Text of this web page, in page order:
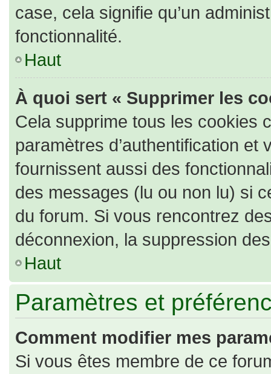
case, cela signifie qu’un
fonctionnalité.
Haut
À quoi sert « Supprimer les
Cela supprime tous les cookies
paramètres d’authentification
fournissent aussi des
des messages (lu ou non lu) si
du forum. Si vous rencontrez
déconnexion, la suppression
Haut
Paramètres et
Comment modifier mes
Si vous êtes membre de ce